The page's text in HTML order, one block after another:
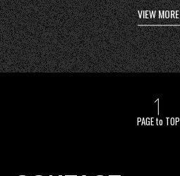
VIEW MORE
PAGE to TOP